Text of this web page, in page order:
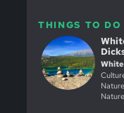
THINGS TO DO